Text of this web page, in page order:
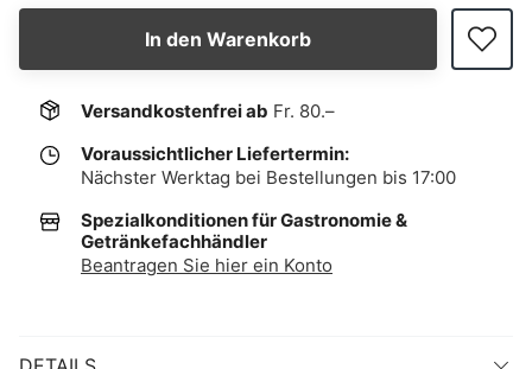
In den Warenkorb
Versandkostenfrei ab Fr. 80.–
Voraussichtlicher Liefertermin:
Nächster Werktag bei Bestellungen bis 17:00
Spezialkonditionen für Gastronomie &
Getränkefachhändler
Beantragen Sie hier ein Konto